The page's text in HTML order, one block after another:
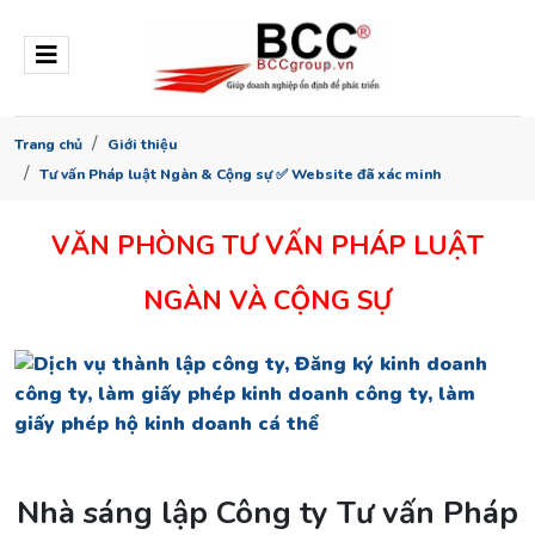
Trang chủ
Giới thiệu
Tư vấn Pháp luật Ngàn & Cộng sự ✅ Website đã xác minh
VĂN PHÒNG TƯ VẤN PHÁP LUẬT
NGÀN VÀ CỘNG SỰ
Nhà sáng lập Công ty Tư vấn Pháp